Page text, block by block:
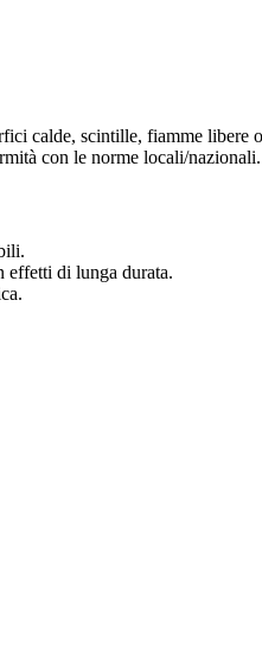
calde, scintille, fiamme libere
con le norme locali/nazionali.
di lunga durata.